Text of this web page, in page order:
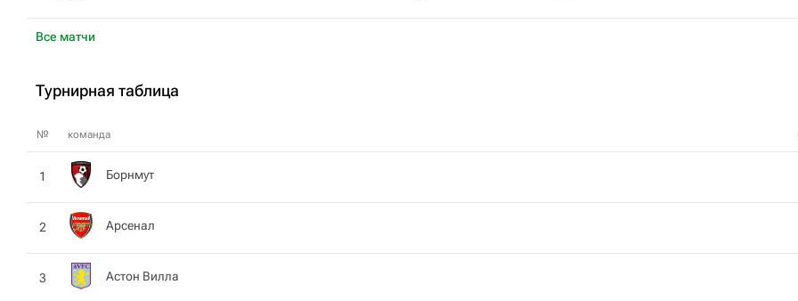
Все матчи
Турнирная таблица
№ команда
1 Борнмут
2 Арсенал
3 Астон Вилла